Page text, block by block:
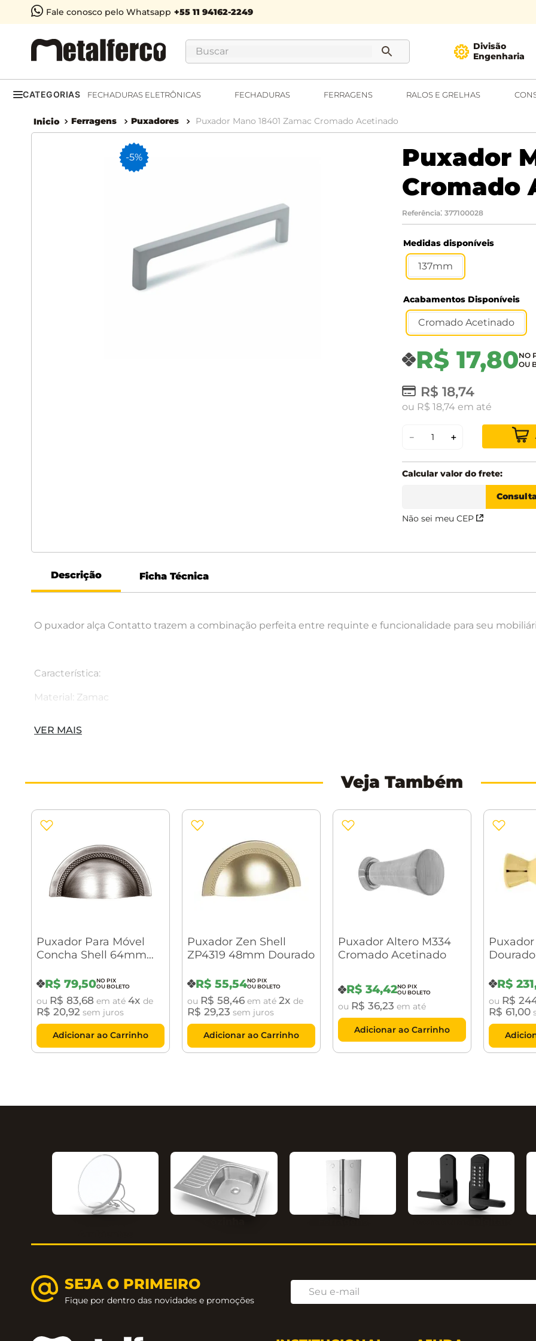
Fale conosco pelo Whatsapp
Buscar
Divisão
Engenharia
CATEGORIAS FECHADURAS ELETRÔNICAS FECHADURAS FERRAGENS RALOS E GRELHAS
Ferragens Puxadores Puxador Mano 18401 Zamac Cromado Acetinado
-5%
Puxador
Cromado
Referência: 377100028
Medidas disponíveis
137mm
Acabamentos Disponíveis
Cromado Acetinado
R$ 17,80
R$ 18,74
ou R$ 18,74 em até
＋
－
Não sei meu CEP
Descrição Ficha Técnica
O puxador alça Contatto trazem a combinação perfeita entre requinte e funcionalidade para seu
Característica:
Material: Zamac
VER MAIS
Veja Também
Puxador Para Móvel
Concha Shell 64mm
Design
R$ 79,50
ou R$ 83,68 em até 4 de
R$ 20,92 sem juros
Adicionar ao Carrinho
Puxador Zen Shell
ZP4319 48mm Dourado
R$ 55,54
ou R$ 58,46 em até 2 de
R$ 29,23 sem juros
Adicionar ao Carrinho
Puxador Altero M334
Cromado Acetinado
R$ 34,42
ou R$ 36,23 em até
Adicionar ao Carrinho
R$ 231
ou R$
R$ 61,00
Ferragens
SEJA O PRIMEIRO
Fique por dentro das novidades e promoções